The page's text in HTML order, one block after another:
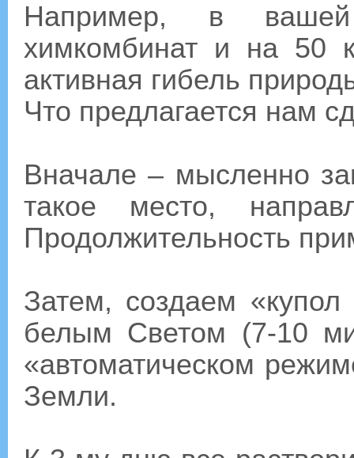
Например, в вашей
химкомбинат и на 50
активная гибель
Что предлагается нам
Вначале – мысленно
такое место,
Продолжительность
Затем, создаем
белым Светом (7-10
«автоматическом
Земли.